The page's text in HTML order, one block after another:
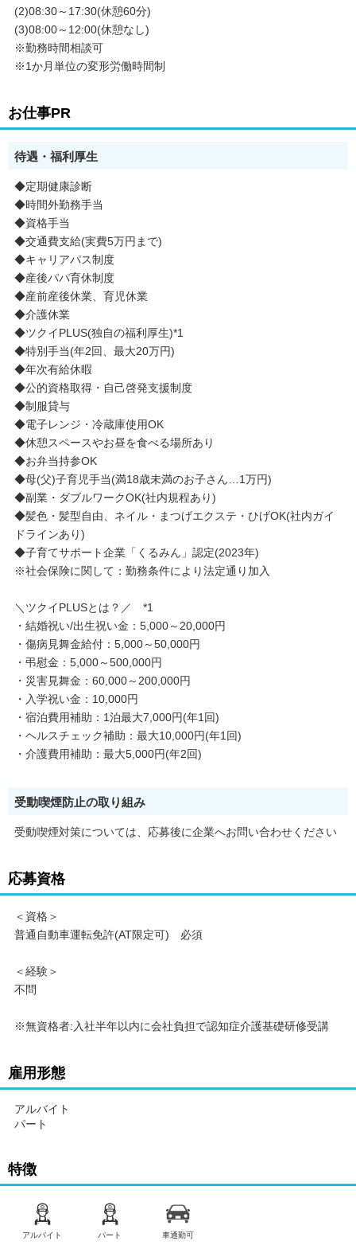
(2)08:30～17:30(休憩60分)
(3)08:00～12:00(休憩なし)
※勤務時間相談可
※1か月単位の変形労働時間制
お仕事PR
待遇・福利厚生
◆定期健康診断
◆時間外勤務手当
◆資格手当
◆交通費支給(実費5万円まで)
◆キャリアパス制度
◆産後パパ育休制度
◆産前産後休業、育児休業
◆介護休業
◆ツクイPLUS(独自の福利厚生)*1
◆特別手当(年2回、最大20万円)
◆年次有給休暇
◆公的資格取得・自己啓発支援制度
◆制服貸与
◆電子レンジ・冷蔵庫使用OK
◆休憩スペースやお昼を食べる場所あり
◆お弁当持参OK
◆母(父)子育児手当(満18歳未満のお子さん…1万円)
◆副業・ダブルワークOK(社内規程あり)
◆髪色・髪型自由、ネイル・まつげエクステ・ひげOK(社内ガイ
ドラインあり)
◆子育てサポート企業「くるみん」認定(2023年)
※社会保険に関して：勤務条件により法定通り加入
＼ツクイPLUSとは？／ *1
・結婚祝い/出生祝い金：5,000～20,000円
・傷病見舞金給付：5,000～50,000円
・弔慰金：5,000～500,000円
・災害見舞金：60,000～200,000円
・入学祝い金：10,000円
・宿泊費用補助：1泊最大7,000円(年1回)
・ヘルスチェック補助：最大10,000円(年1回)
・介護費用補助：最大5,000円(年2回)
受動喫煙防止の取り組み
受動喫煙対策については、応募後に企業へお問い合わせください
応募資格
＜資格＞
普通自動車運転免許(AT限定可) 必須
＜経験＞
不問
※無資格者:入社半年以内に会社負担で認知症介護基礎研修受講
雇用形態
アルバイト
パート
特徴
アルバイト パート 車通勤可